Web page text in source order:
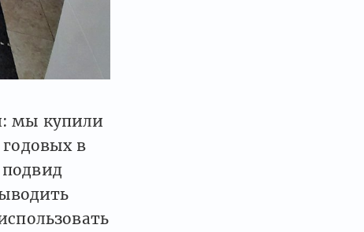
мы купили
годовых в